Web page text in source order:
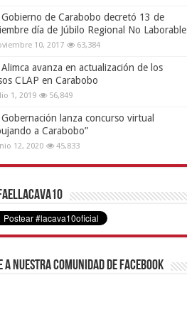
Gobierno de Carabobo decretó 13 de
día de Júbilo Regional No Laborable
10, 2017 63,384
Alimca avanza en actualización de los
CLAP en Carabobo
1, 2019 56,849
Gobernación lanza concurso virtual
a Carabobo”
12, 2020 45,833
a nuestra comunidad de Facebook